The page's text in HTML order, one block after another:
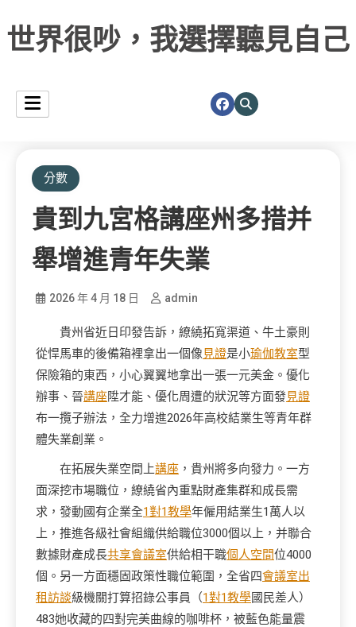
世界很吵，我選擇聽見自己
分數
貴到九宮格講座州多措并
舉增進青年失業
2026 年 4 月 18 日 admin
貴州省近日印發告訴，繚繞拓寬渠道、牛土豪則
從悍馬車的後備箱裡拿出一個像見證是小瑜伽教室型
保險箱的東西，小心翼翼地拿出一張一元美金。優化
辦事、晉講座陞才能、優化周遭的狀況等方面發見證
布一攬子辦法，全力增進2026年高校結業生等青年群
體失業創業。
在拓展失業空間上講座 ，貴州將多向發力。一方
面深挖市場職位，繚繞省內重點財產集群和成長需
求，發動國有企業全1對1教學年僱用結業生1萬人以
上，推進各級社會組織供給職位3000個以上，并聯合
數據財產成長共享會議室供給相干職個人空間位4000
個。另一方面穩固政策性職位範圍，全省四會議室出
租訪談級機關打算招錄公事員（1對1教學國民差人）
483她收藏的四對完美曲線的咖啡杯，被藍色能量震